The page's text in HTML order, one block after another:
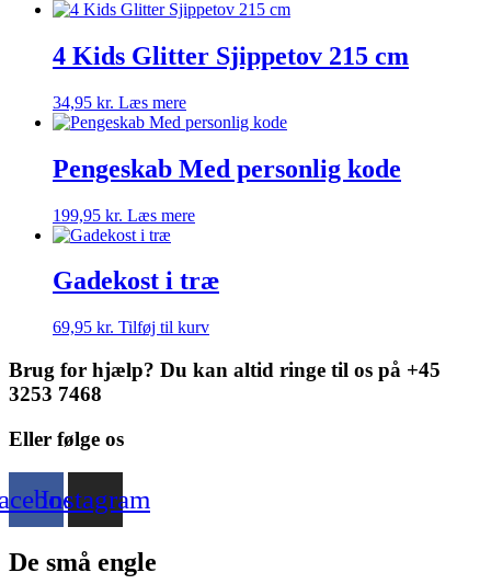
4 Kids Glitter Sjippetov 215 cm
34,95 kr. Læs mere
Pengeskab Med personlig kode
199,95 kr. Læs mere
Gadekost i træ
69,95 kr. Tilføj til kurv
Brug for hjælp? Du kan altid ringe til os på +45
3253 7468
Eller følge os
Instagram
De små engle